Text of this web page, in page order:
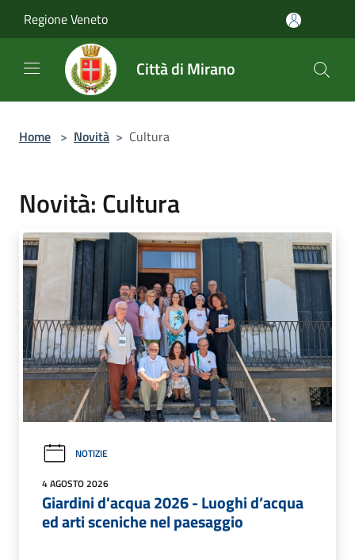
Regione Veneto
Città di Mirano
Home > Novità > Cultura
Novità: Cultura
NOTIZIE
4 AGOSTO 2026
Giardini d'acqua 2026 - Luoghi d’acqua
ed arti sceniche nel paesaggio